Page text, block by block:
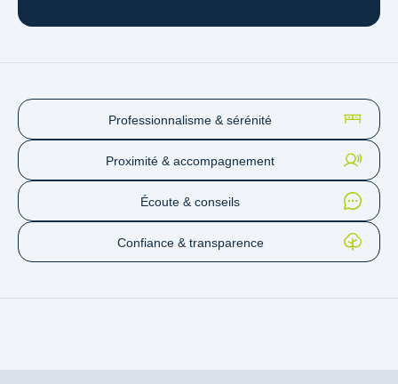
Professionnalisme & sérénité
Proximité & accompagnement
Écoute & conseils
Confiance & transparence